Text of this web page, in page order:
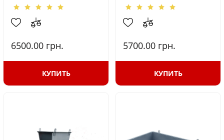
6500.00 грн.
КУПИТЬ
5700.00 грн.
КУПИТЬ